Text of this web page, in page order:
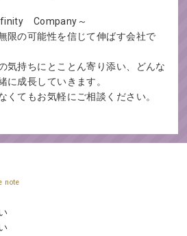
Company～
限の可能性を信じて伸ばす会社で
気持ちにとことん寄り添い、どんな
に成長していきます。
くてもお気軽にご相談ください。
note